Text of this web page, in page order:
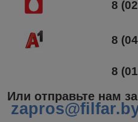
8
8
8
Или отправьте нам